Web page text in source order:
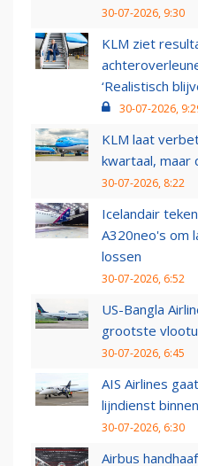
30-07-2026, 9:30
KLM ziet
‘Realistisch
30-07-2026,
KLM laat
kwartaal, maar
30-07-2026, 8:22
Icelandair
A320neo's om
lossen
30-07-2026, 6:52
US-Bangla
grootste
30-07-2026, 6:45
AIS Airlines
lijndienst
30-07-2026, 6:30
Airbus